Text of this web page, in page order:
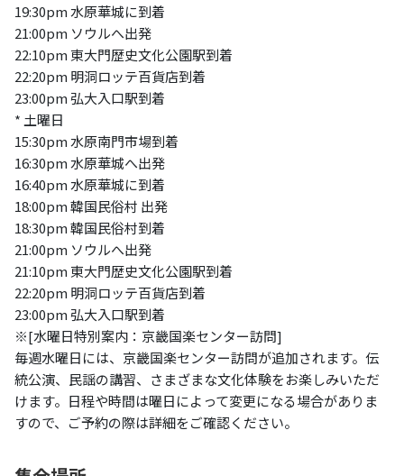
19:30pm 水原華城に到着
21:00pm ソウルへ出発
22:10pm 東大門歴史文化公園駅到着
22:20pm 明洞ロッテ百貨店到着
23:00pm 弘大入口駅到着
* 土曜日
15:30pm 水原南門市場到着
16:30pm 水原華城へ出発
16:40pm 水原華城に到着
18:00pm 韓国民俗村 出発
18:30pm 韓国民俗村到着
21:00pm ソウルへ出発
​21:10pm 東大門歴史文化公園駅到着
22:20pm 明洞ロッテ百貨店到着
23:00pm 弘大入口駅到着
※[水曜日特別案内：京畿国楽センター訪問]
毎週水曜日には、京畿国楽センター訪問が追加されます。伝
統公演、民謡の講習、さまざまな文化体験をお楽しみいただ
けます。日程や時間は曜日によって変更になる場合がありま
すので、ご予約の際は詳細をご確認ください。